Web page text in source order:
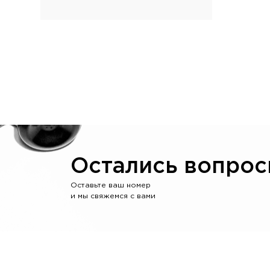
Остались
Оставьте ваш номер
и мы свяжемся с вами